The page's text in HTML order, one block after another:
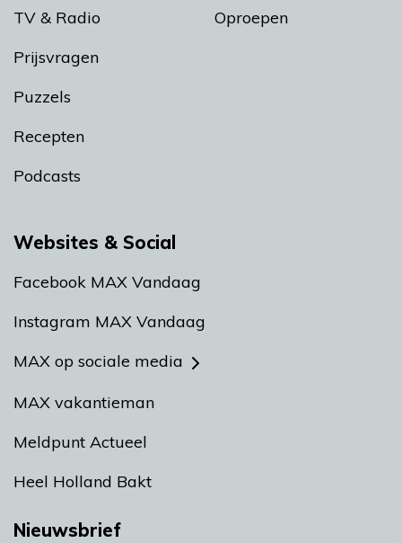
TV & Radio
Prijsvragen
Puzzels
Recepten
Podcasts
Oproepen
Websites & Social
Facebook MAX Vandaag
Instagram MAX Vandaag
MAX op sociale media
MAX vakantieman
Meldpunt Actueel
Heel Holland Bakt
Nieuwsbrief